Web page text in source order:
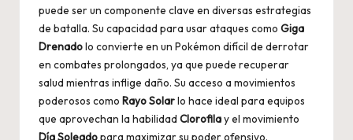
puede ser un componente clave en diversas estrategias
de batalla. Su capacidad para usar ataques como Giga
Drenadolo convierte en un Pokémon difícil de derrotar
en combates prolongados, ya que puede recuperar
salud mientras inflige daño. Su acceso a movimientos
poderosos como Rayo Solarlo hace ideal para equipos
que aprovechan la habilidad Clorofilay el movimiento
Día Soleadopara maximizar su poder ofensivo.